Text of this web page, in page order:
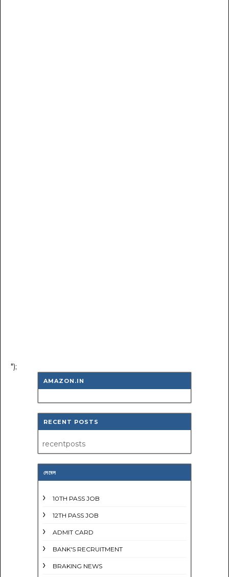
");
AMAZON.IN
RECENT POSTS
recentposts
লেবেল
10TH PASS JOB
12TH PASS JOB
ADMIT CARD
BANK'S RECRUITMENT
BRAKING NEWS